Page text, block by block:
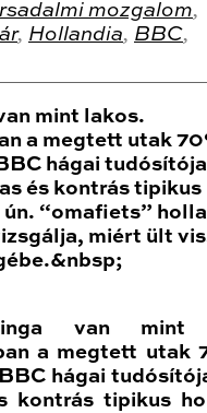
mozgalom,
, Hollandia, BBC,
mint lakos.
a megtett utak
hágai
és kontrás tipikus
ún. “omafiets”
miért ült
van mint
a megtett utak
hágai
kontrás tipikus